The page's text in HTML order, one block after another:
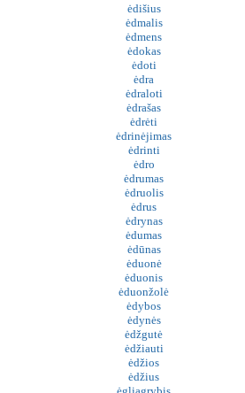
ėdišius
ėdmalis
ėdmens
ėdokas
ėdoti
ėdra
ėdraloti
ėdrašas
ėdrėti
ėdrinėjimas
ėdrinti
ėdro
ėdrumas
ėdruolis
ėdrus
ėdrynas
ėdumas
ėdūnas
ėduonė
ėduonis
ėduonžolė
ėdybos
ėdynės
ėdžgutė
ėdžiauti
ėdžios
ėdžius